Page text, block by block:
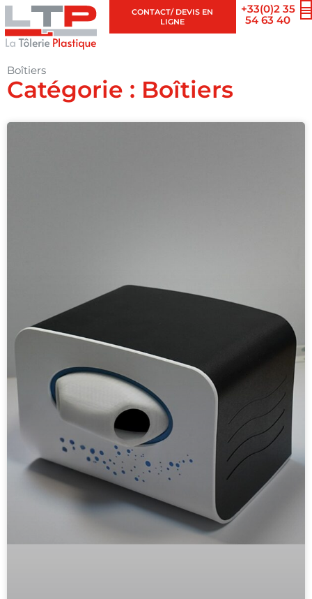
CONTACT/ DEVIS EN
LIGNE
+33(0)2 35
54 63 40
Boîtiers
Catégorie : Boîtiers